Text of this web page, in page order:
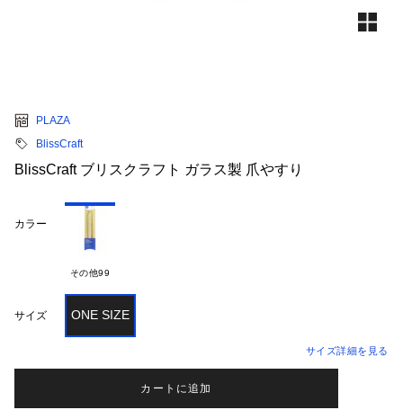
PLAZA
BlissCraft
BlissCraft ブリスクラフト ガラス製 爪やすり
カラー
その他99
サイズ ONE SIZE
サイズ詳細を見る
カートに追加